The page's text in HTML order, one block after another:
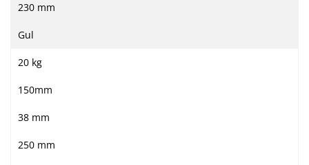
230 mm
Gul
20 kg
150mm
38 mm
250 mm